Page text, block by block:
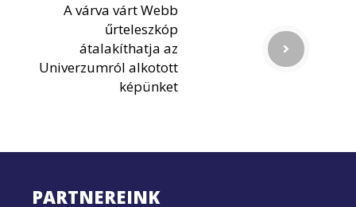
A várva várt Webb
űrteleszkóp
átalakíthatja az
Univerzumról alkotott
képünket
PARTNEREINK